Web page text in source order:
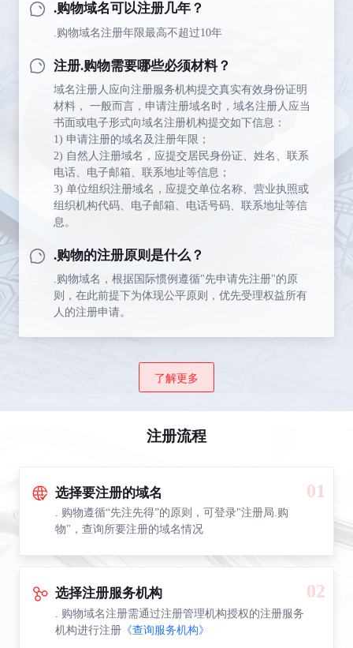
.购物域名可以注册几年？
.购物域名注册年限最高不超过10年
注册.购物需要哪些必须材料？
域名注册人应向注册服务机构提交真实有效身份证明
材料， 一般而言，申请注册域名时，域名注册人应当
书面或电子形式向域名注册机构提交如下信息：
1) 申请注册的域名及注册年限；
2) 自然人注册域名，应提交居民身份证、姓名、联系
电话、电子邮箱、联系地址等信息；
3) 单位组织注册域名，应提交单位名称、营业执照或
组织机构代码、电子邮箱、电话号码、联系地址等信
息。
.购物的注册原则是什么？
.购物域名，根据国际惯例遵循"先申请先注册"的原
则，在此前提下为体现公平原则，优先受理权益所有
人的注册申请。
了解更多
注册流程
选择要注册的域名
. 购物遵循“先注先得”的原则，可登录"注册局.购
物"，查询所要注册的域名情况
01
选择注册服务机构
. 购物域名注册需通过注册管理机构授权的注册服务
机构进行注册 《查询服务机构》
02